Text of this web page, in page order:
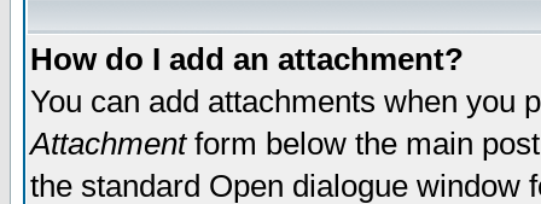
How do I add an attachment?
You can add attachments when you
Attachmentform below the main
the standard Open dialogue window